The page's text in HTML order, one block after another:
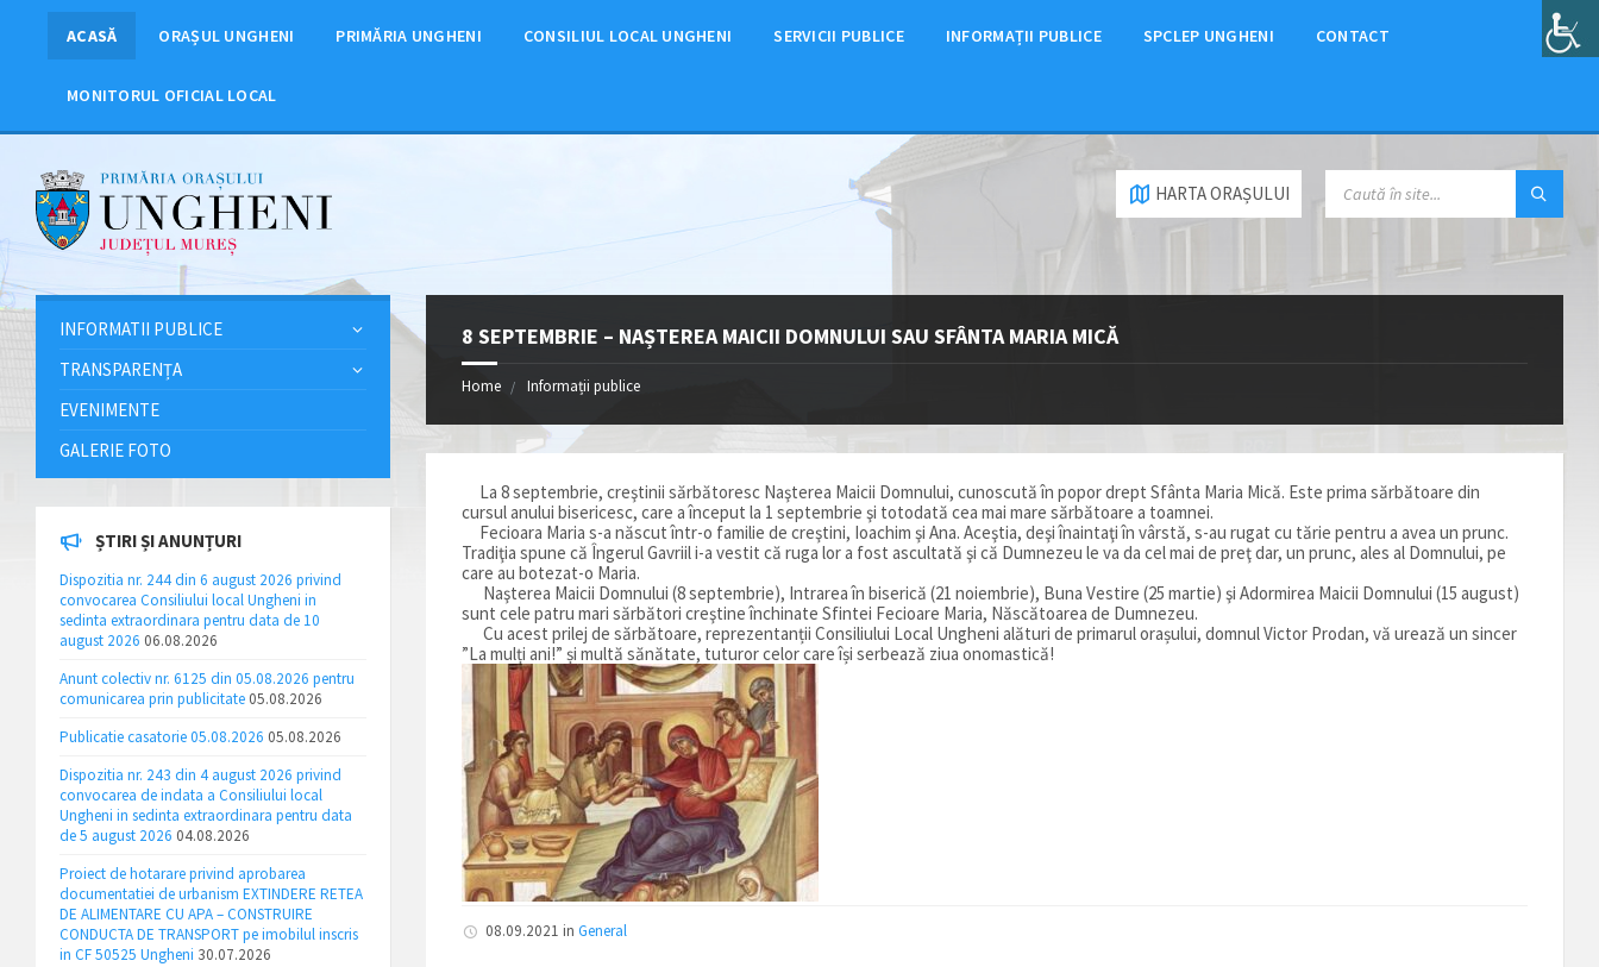
ACASĂ ORAȘUL UNGHENI PRIMĂRIA UNGHENI CONSILIUL LOCAL UNGHENI SERVICII PUBLICE INFORMAȚII PUBLICE SPCLEP UNGHENI CONTACT
MONITORUL OFICIAL LOCAL
HARTA ORAȘULUI
8 SEPTEMBRIE – NAȘTEREA MAICII DOMNULUI SAU SFÂNTA MARIA MICĂ
Home Informații publice
La 8 septembrie, creştinii sărbătoresc Naşterea Maicii Domnului, cunoscută în popor drept Sfânta Maria Mică. Este prima sărbătoare din
cursul anului bisericesc, care a început la 1 septembrie şi totodată cea mai mare sărbătoare a toamnei.
Fecioara Maria s-a născut într-o familie de creştini, Ioachim şi Ana. Aceştia, deşi înaintaţi în vârstă, s-au rugat cu tărie pentru a avea un prunc.
Tradiţia spune că Îngerul Gavriil i-a vestit că ruga lor a fost ascultată şi că Dumnezeu le va da cel mai de preţ dar, un prunc, ales al Domnului, pe
care au botezat-o Maria.
Naşterea Maicii Domnului (8 septembrie), Intrarea în biserică (21 noiembrie), Buna Vestire (25 martie) şi Adormirea Maicii Domnului (15 august)
sunt cele patru mari sărbători creştine închinate Sfintei Fecioare Maria, Născătoarea de Dumnezeu.
Cu acest prilej de sărbătoare, reprezentanții Consiliului Local Ungheni alături de primarul orașului, domnul Victor Prodan, vă urează un sincer
”La mulți ani!” și multă sănătate, tuturor celor care își serbează ziua onomastică!
08.09.2021inGeneral
INFORMATII PUBLICE
TRANSPARENȚA
EVENIMENTE
GALERIE FOTO
ȘTIRI ȘI ANUNȚURI
Dispozitia nr. 244 din 6 august 2026 privind
convocarea Consiliului local Ungheni in
sedinta extraordinara pentru data de 10
august 2026 06.08.2026
Anunt colectiv nr. 6125 din 05.08.2026 pentru
comunicarea prin publicitate 05.08.2026
Publicatie casatorie 05.08.2026 05.08.2026
Dispozitia nr. 243 din 4 august 2026 privind
convocarea de indata a Consiliului local
Ungheni in sedinta extraordinara pentru data
de 5 august 2026 04.08.2026
Proiect de hotarare privind aprobarea
documentatiei de urbanism EXTINDERE RETEA
DE ALIMENTARE CU APA – CONSTRUIRE
CONDUCTA DE TRANSPORT pe imobilul inscris
in CF 50525 Ungheni 30.07.2026